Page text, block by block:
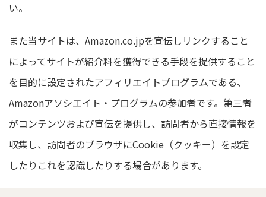
い。
また当サイトは、Amazon.co.jpを宣伝しリンクすること
によってサイトが紹介料を獲得できる手段を提供すること
を目的に設定されたアフィリエイトプログラムである、
Amazonアソシエイト・プログラムの参加者です。第三者
がコンテンツおよび宣伝を提供し、訪問者から直接情報を
収集し、訪問者のブラウザにCookie（クッキー）を設定
したりこれを認識したりする場合があります。